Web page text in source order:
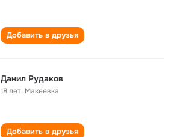
Добавить в друзья
Данил Рудаков
18 лет, Макеевка
Добавить в друзья